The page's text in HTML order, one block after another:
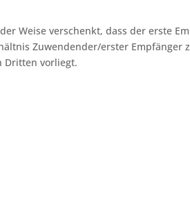
Weise verschenkt, dass der erste
Zuwendender/erster Empfänger
Dritten vorliegt.